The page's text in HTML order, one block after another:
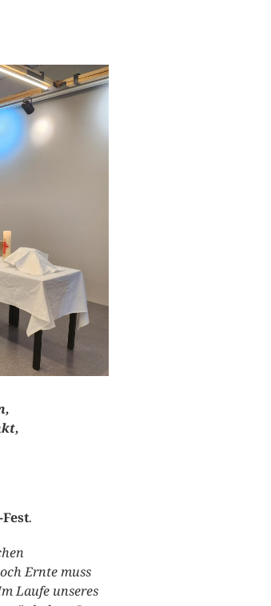
.
Ernte muss
Laufe unseres